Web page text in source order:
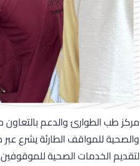
مركز طب الطوارئ والدعم بالتعاون
والصحية للمواقف الطارئة يشرع
لتقديم الخدمات الصحية